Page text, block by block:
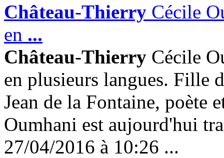
Château-Thierry Cécile
en ...
Château-Thierry Cécile
en plusieurs langues. Fille
Jean de la Fontaine, poète
Oumhani est aujourd'hui
27/04/2016 à 10:26 ...